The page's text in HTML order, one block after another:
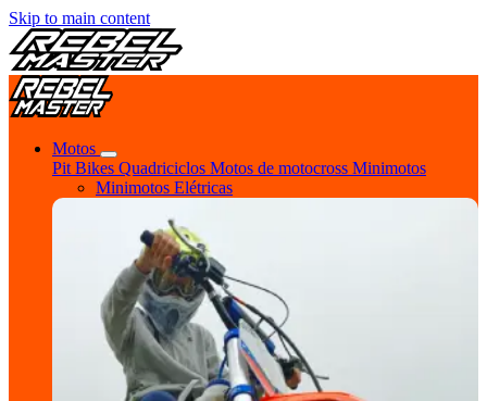
Skip to main content
Motos
Pit Bikes Quadriciclos Motos de motocross Minimotos
Minimotos Elétricas